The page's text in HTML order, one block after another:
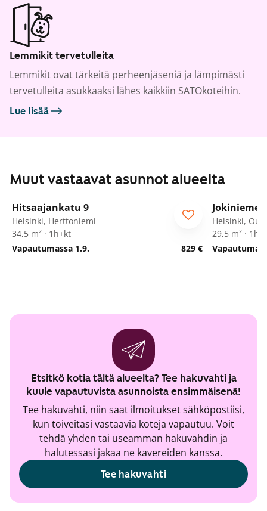
Lemmikit tervetulleita
Lemmikit ovat tärkeitä perheenjäseniä ja lämpimästi
tervetulleita asukkaaksi lähes kaikkiin SATOkoteihin.
Lue lisää
Muut vastaavat asunnot alueelta
Hitsaajankatu 9
Helsinki, Herttoniemi
34,5 m² · 1h+kt
Vapautumassa 1.9.
829 €
Helsinki,
29,5 m² ·
Etsitkö kotia tältä alueelta? Tee hakuvahti ja
kuule vapautuvista asunnoista ensimmäisenä!
Tee hakuvahti, niin saat ilmoitukset sähköpostiisi,
kun toiveitasi vastaavia koteja vapautuu. Voit
tehdä yhden tai useamman hakuvahdin ja
halutessasi jakaa ne kavereiden kanssa.
Tee hakuvahti